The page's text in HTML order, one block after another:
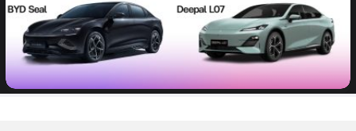
เปรียบเทียบสเปครถ EV ทรง Sedan แบรนด์
ดังที่เปิดขาย ช่วงปลายปี 2023 นี้!